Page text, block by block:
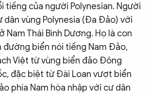
tiếng của người Polynesian. Người
dân vùng Polynesia (Đa Đảo) với
Nam Thái Bình Dương. Họ là con
đường biển nói tiếng Nam Đảo,
Việt từ vùng biển đảo Đông
đặc biệt từ Đài Loan vượt biển
phía Nam hòa nhập với cư dân